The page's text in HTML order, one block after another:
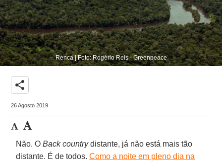
Renca | Foto: Rogério Reis - Greenpeace
share
26 Agosto 2019
Não. OBack countrydistante, já não está mais tão
distante. É de todos.Como a noite em pleno dia na